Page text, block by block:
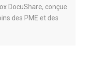
DocuShare, conçue
des PME et des